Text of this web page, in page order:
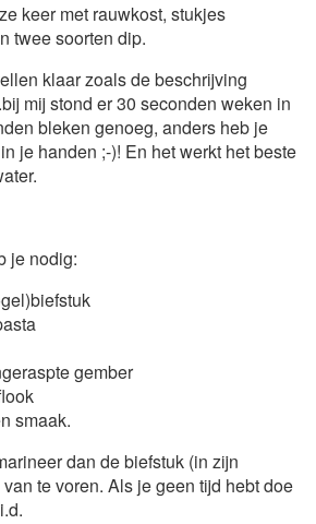
keer met rauwkost, stukjes
twee soorten dip.
klaar zoals de beschrijving
mij stond er 30 seconden weken in
bleken genoeg, anders heb je
je handen ;-)! En het werkt het beste
je nodig:
gember
smaak.
dan de biefstuk (in zijn
te voren. Als je geen tijd hebt doe